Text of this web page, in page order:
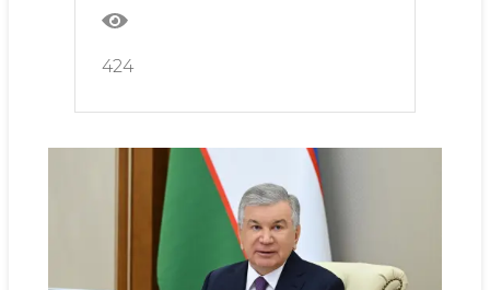
424